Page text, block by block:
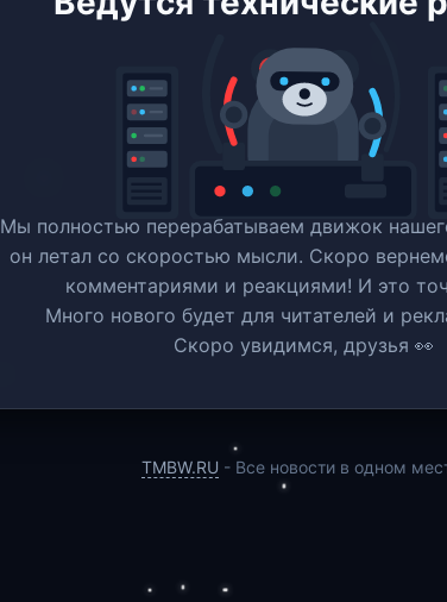
Мы полностью перерабатываем движок
он летал со скоростью мысли. Скоро
комментариями и реакциями! И это
Много нового будет для читателей и
Скоро увидимся, друзья 👀
TMBW.RU - Все новости в одном